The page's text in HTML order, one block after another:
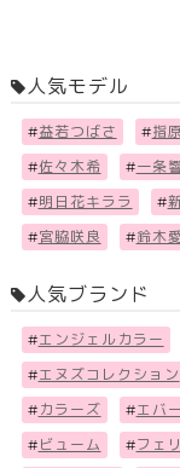
人気モデル
#益若つばさ #指
#佐々木希 #一条
#明日花キララ #
#宮脇咲良 #鈴木
人気ブランド
#エンジェルカラー
#エヌズコレクション
# カラーズ #エバ
# ビューム #フェ